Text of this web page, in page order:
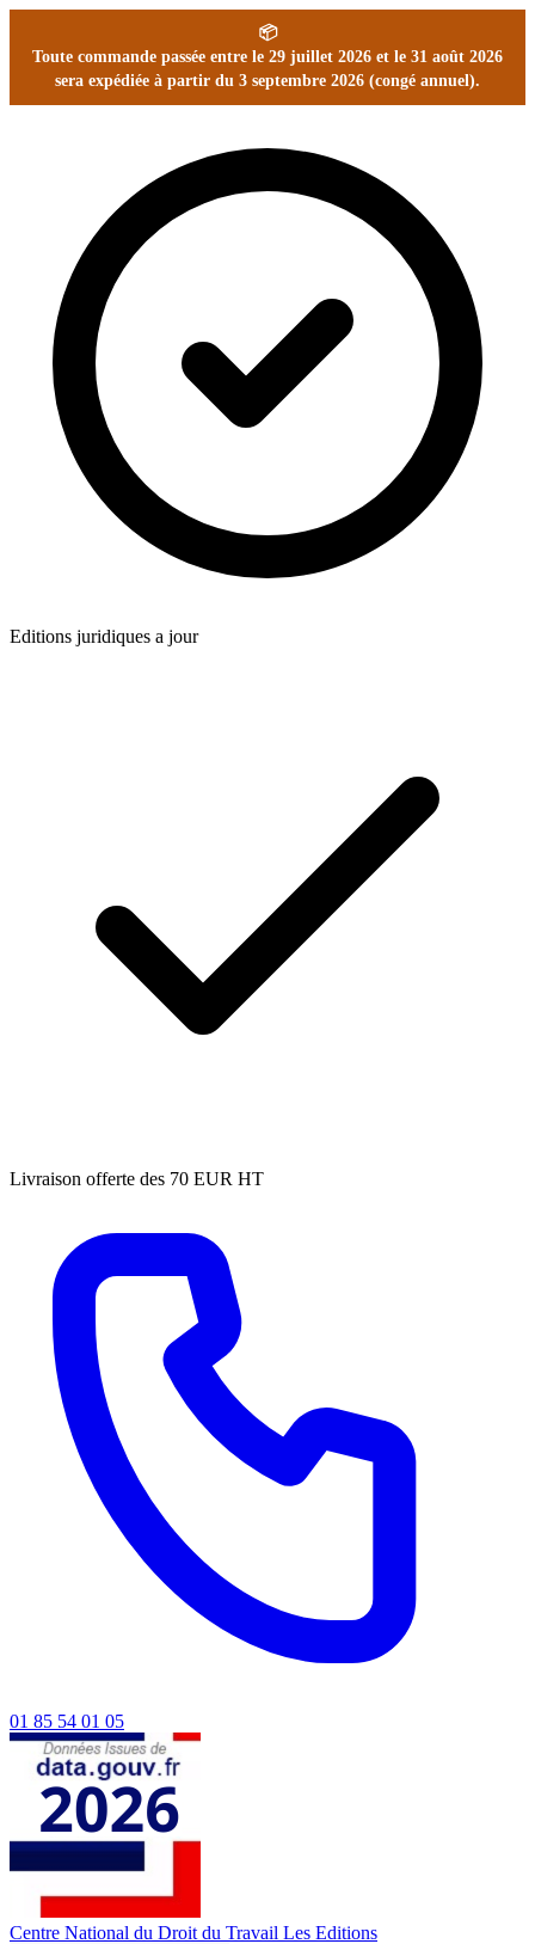
📦
Toute commande passée entre le 29 juillet 2026 et le 31 août 2026
sera expédiée à partir du 3 septembre 2026 (congé annuel).
Editions juridiques a jour
Livraison offerte des 70 EUR HT
01 85 54 01 05
Centre National du Droit du Travail Les Editions